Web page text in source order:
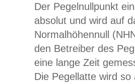
Der Pegelnullpunkt
absolut und wird auf
Normalhöhennull
den Betreiber des
eine lange Zeit
Die Pegellatte wird